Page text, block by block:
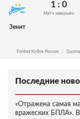
Зенит
1 : 0
Матч завершён
Fonbet Кубок России
Последние
«Отражена самая
вражеских БПЛА».